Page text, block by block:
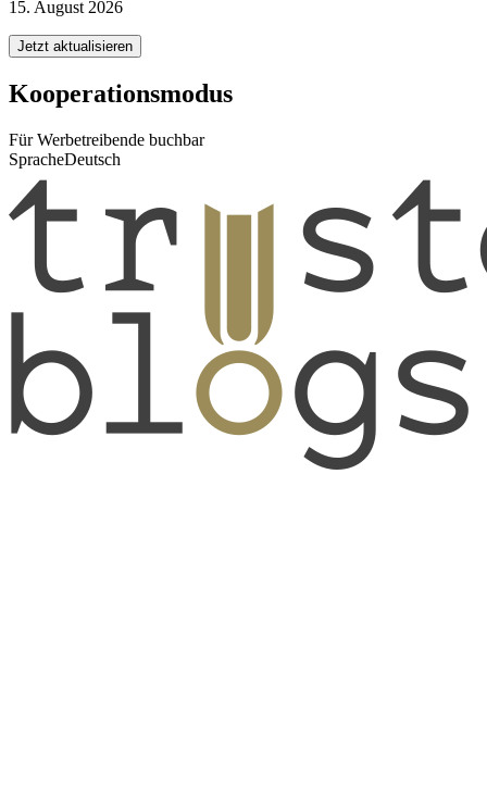
15. August 2026
Jetzt aktualisieren
Kooperationsmodus
Für Werbetreibende buchbar
SpracheDeutsch